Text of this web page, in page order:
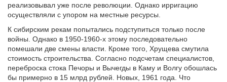
реализовывал уже после революции. Однако ирригацию
осуществляли с упором на местные ресурсы.
К сибирским рекам попытались подступиться только после
войны. Однако в 1950-1960-х этому последовательно
помешали две смены власти. Кроме того, Хрущева смутила
стоимость строительства. Согласно подсчетам специалистов,
переброска стока Печоры и Вычегды в Каму и Волгу обошлась
бы примерно в 15 млрд рублей. Новых, 1961 года. Что